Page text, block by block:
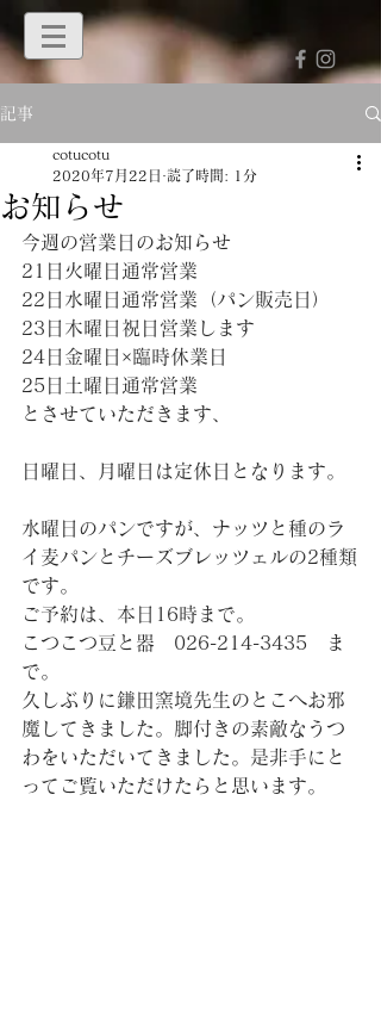
記事
お知らせ
cotucotu
2020年7月22日 読了時間: 1分
今週の営業日のお知らせ
21日火曜日通常営業
22日水曜日通常営業（パン販売日）
23日木曜日祝日営業します
24日金曜日×臨時休業日
25日土曜日通常営業
とさせていただきます、
日曜日、月曜日は定休日となります。
水曜日のパンですが、ナッツと種のラ
イ麦パンとチーズブレッツェルの2種類
です。
ご予約は、本日16時まで。
こつこつ豆と器　026-214-3435　ま
で。
久しぶりに鎌田窯境先生のとこへお邪
魔してきました。脚付きの素敵なうつ
わをいただいてきました。是非手にと
ってご覧いただけたらと思います。